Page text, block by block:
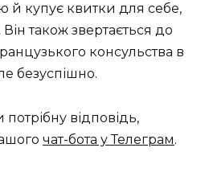
й купує квитки для себе,
також звертається до
консульства в
безуспішно.
відповідь,
чат-бота у Телеграм.